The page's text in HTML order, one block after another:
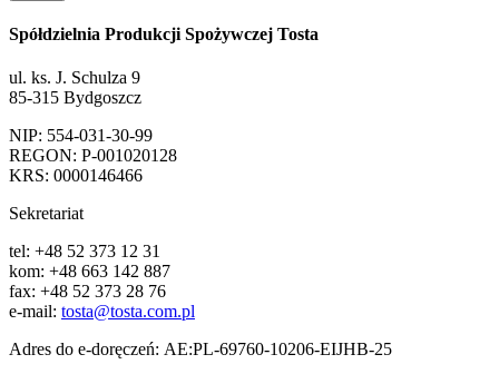
Spółdzielnia Produkcji Spożywczej Tosta
ul. ks. J. Schulza 9
85-315 Bydgoszcz
NIP: 554-031-30-99
REGON: P-001020128
KRS: 0000146466
Sekretariat
tel: +48 52 373 12 31
kom: +48 663 142 887
fax: +48 52 373 28 76
e-mail: tosta@tosta.com.pl
Adres do e-doręczeń: AE:PL-69760-10206-EIJHB-25